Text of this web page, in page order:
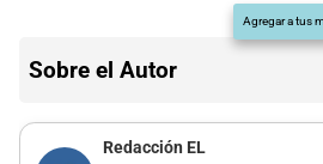
Agregar a tus
Sobre el Autor
Redacción EL